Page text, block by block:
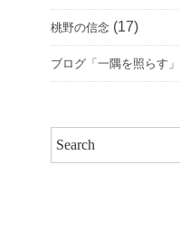
桃野の信念 (17)
ブログ「一隅を照らす」